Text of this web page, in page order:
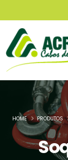
HOME PRODUTOS